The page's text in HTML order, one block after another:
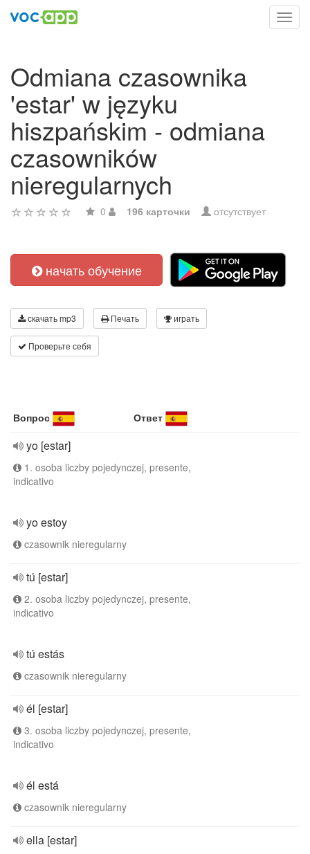
Odmiana czasownika
'estar' w języku
hiszpańskim - odmiana
czasowników
nieregularnych
0 196 карточки отсутствует
начать обучение
скачать mp3 Печать играть
Проверьте себя
Вопрос Ответ
yo [estar]
1. osoba liczby pojedynczej, presente,
indicativo
yo estoy
czasownik nieregularny
tú [estar]
2. osoba liczby pojedynczej, presente,
indicativo
tú estás
czasownik nieregularny
él [estar]
3. osoba liczby pojedynczej, presente,
indicativo
él está
czasownik nieregularny
ella [estar]